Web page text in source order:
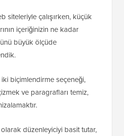
siteleriyle çalışırken, küçük
içeriğinizin ne kadar
büyük ölçüde
biçimlendirme seçeneği,
ve paragrafları temiz,
düzenleyiciyi basit tutar,